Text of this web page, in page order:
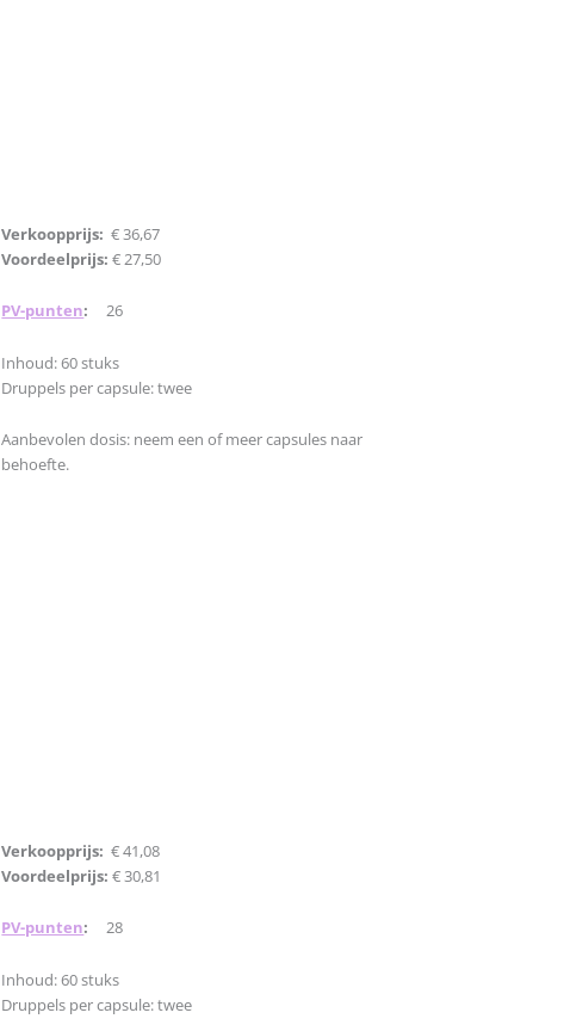
Verkoopprijs: € 36,67
Voordeelprijs: € 27,50
PV-punten: 26
Inhoud: 60 stuks
Druppels per capsule: twee
Aanbevolen dosis: neem een of meer capsules naar
behoefte.
Verkoopprijs: € 41,08
Voordeelprijs: € 30,81
PV-punten: 28
Inhoud: 60 stuks
Druppels per capsule: twee